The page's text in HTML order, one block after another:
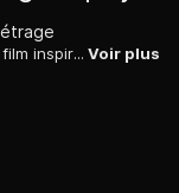
Un homme se rend à Venise pour y écrire un film inspiré des lieders «Voyage d'hiver», de Schubert : Jean-Pierre Larcher évoque son lien avec Michel Bouquet. Voir plus